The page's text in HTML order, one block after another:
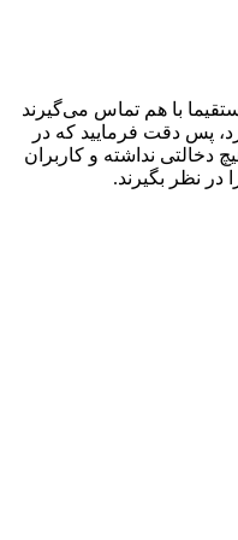
با هم تماس می‌گیرند
پس دقت فرمایید که در
نداشته و کاربران
در نظر بگیرند.